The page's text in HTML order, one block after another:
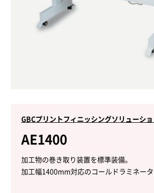
GBCプリントフィニッシングソリューシ
AE1400
加工物の巻き取り装置を標準装備。
加工幅1400mm対応のコールドラミネータ